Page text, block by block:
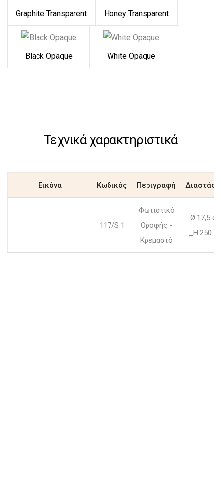
Graphite Transparent Honey Transparent
Black Opaque White Opaque
Τεχνικά χαρακτηριστικά
Εικόνα Κωδικός Περιγραφή
117/S 1
Φωτιστικό
Οροφής -
Κρεμαστό
Ø.17,5
_H.250